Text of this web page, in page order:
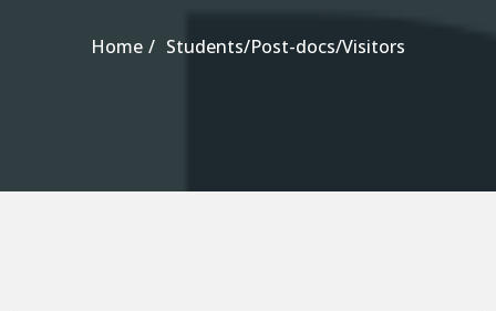
Home Students/Post-docs/Visitors